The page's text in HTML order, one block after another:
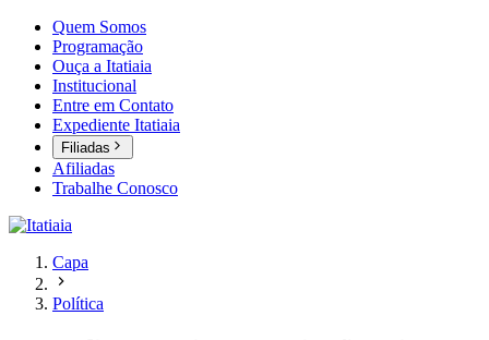
Quem Somos
Programação
Ouça a Itatiaia
Institucional
Entre em Contato
Expediente Itatiaia
Filiadas
Afiliadas
Trabalhe Conosco
Capa
Política